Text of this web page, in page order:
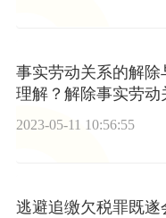
事实劳动关系的解除
理解？解除事实劳动
2023-05-11 10:56:55
逃避追缴欠税罪既遂